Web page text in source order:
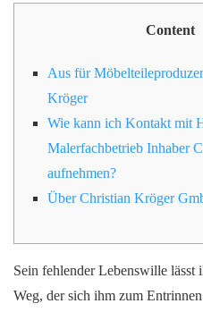
Content
Aus für
Kröger
Wie kann ich Kontakt mit
Malerfachbetrieb Inhaber
aufnehmen?
Über Christian Kröger
Sein fehlender Lebenswille lässt
Weg, der sich ihm zum